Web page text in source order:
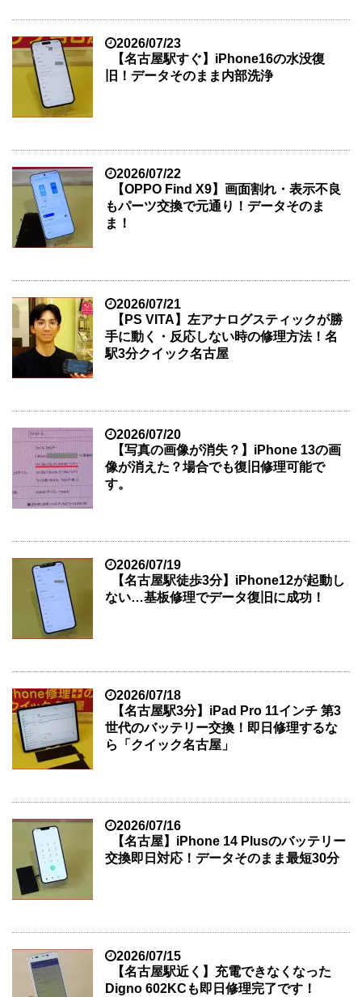
2026/07/23
【名古屋駅すぐ】iPhone16の水没復
旧！データそのまま内部洗浄
2026/07/22
【OPPO Find X9】画面割れ・表示不良
もパーツ交換で元通り！データそのま
ま！
2026/07/21
【PS VITA】左アナログスティックが勝
手に動く・反応しない時の修理方法！名
駅3分クイック名古屋
2026/07/20
【写真の画像が消失？】iPhone 13の画
像が消えた？場合でも復旧修理可能で
す。
2026/07/19
【名古屋駅徒歩3分】iPhone12が起動し
ない…基板修理でデータ復旧に成功！
2026/07/18
【名古屋駅3分】iPad Pro 11インチ 第3
世代のバッテリー交換！即日修理するな
ら「クイック名古屋」
2026/07/16
【名古屋】iPhone 14 Plusのバッテリー
交換即日対応！データそのまま最短30分
2026/07/15
【名古屋駅近く】充電できなくなった
Digno 602KCも即日修理完了です！